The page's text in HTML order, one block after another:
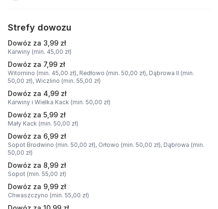
Strefy dowozu
Dowóz za 3,99 zł
Karwiny (min. 45,00 zł)
Dowóz za 7,99 zł
Witomino (min. 45,00 zł), Redłowo (min. 50,00 zł), Dąbrowa II (min.
50,00 zł), Wiczlino (min. 55,00 zł)
Dowóz za 4,99 zł
Karwiny i Wielka Kack (min. 50,00 zł)
Dowóz za 5,99 zł
Mały Kack (min. 50,00 zł)
Dowóz za 6,99 zł
Sopot Brodwino (min. 50,00 zł), Orłowo (min. 50,00 zł), Dąbrowa (min.
50,00 zł)
Dowóz za 8,99 zł
Sopot (min. 55,00 zł)
Dowóz za 9,99 zł
Chwaszczyno (min. 55,00 zł)